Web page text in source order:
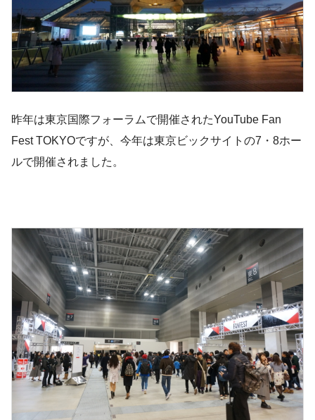
昨年は東京国際フォーラムで開催されたYouTube Fan
Fest TOKYOですが、今年は東京ビックサイトの7・8ホー
ルで開催されました。